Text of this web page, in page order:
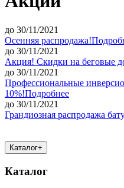
до 30/11/2021
Осенняя распродажа!
до 30/11/2021
Акция! Скидки на беговые
до 30/11/2021
Профессиональные
10%!Подробнее
до 30/11/2021
Грандиозная распродажа
Каталог+
Каталог